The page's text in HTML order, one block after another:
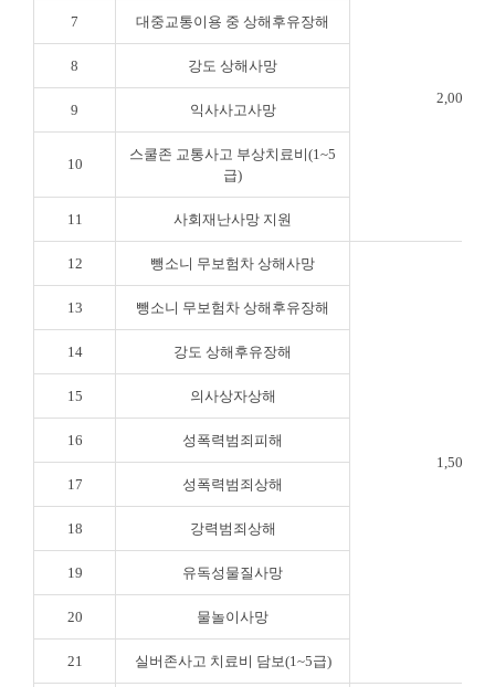
2,000만
7 대중교통이용 중 상해후유장해
8 강도 상해사망
9 익사사고사망
10
스쿨존 교통사고 부상치료비(1~5
급)
11 사회재난사망 지원
12 뺑소니 무보험차 상해사망
1,500만
13 뺑소니 무보험차 상해후유장해
14 강도 상해후유장해
15 의사상자상해
16 성폭력범죄피해
17 성폭력범죄상해
18 강력범죄상해
19 유독성물질사망
20 물놀이사망
21 실버존사고 치료비 담보(1~5급)